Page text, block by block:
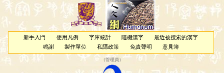
新手入門 使用凡例 字庫統計 隨機漢字
最近被搜索的漢字
鳴謝
製作單位 私隱政策 免責聲明 意見簿
（管理員 ）